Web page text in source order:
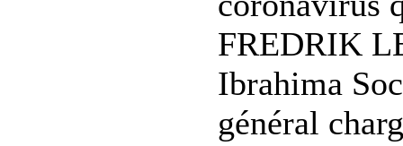
FREDRIK
Ibrahima
général